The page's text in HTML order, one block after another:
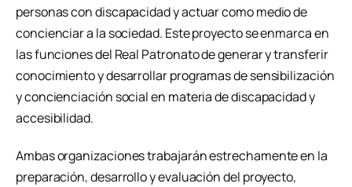
personas con discapacidad y actuar como medio de
concienciar a la sociedad. Este proyecto se enmarca en
las funciones del Real Patronato de generar y transferir
conocimiento y desarrollar programas de sensibilización
y concienciación social en materia de discapacidad y
accesibilidad.
Ambas organizaciones trabajarán estrechamente en la
preparación, desarrollo y evaluación del proyecto,